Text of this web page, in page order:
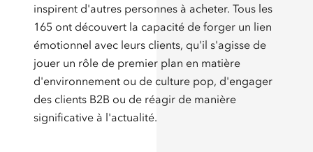
inspirent d'autres personnes à acheter. Tous les
165 ont découvert la capacité de forger un lien
émotionnel avec leurs clients, qu'il s'agisse de
jouer un rôle de premier plan en matière
d'environnement ou de culture pop, d'engager
des clients B2B ou de réagir de manière
significative à l'actualité.